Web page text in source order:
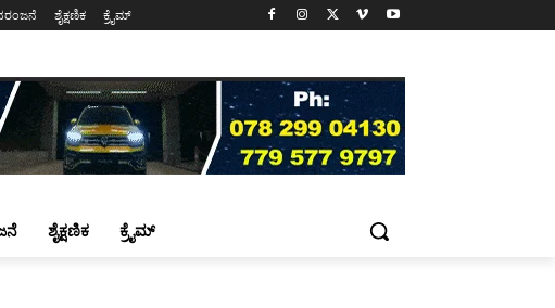
ಶೈಕ್ಷಣಿಕ ಕ್ರೈಮ್
ಶೈಕ್ಷಣಿಕ ಕ್ರೈಮ್